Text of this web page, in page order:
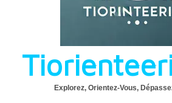
Explorez, Orientez-Vous,